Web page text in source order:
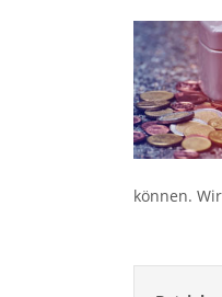
können.